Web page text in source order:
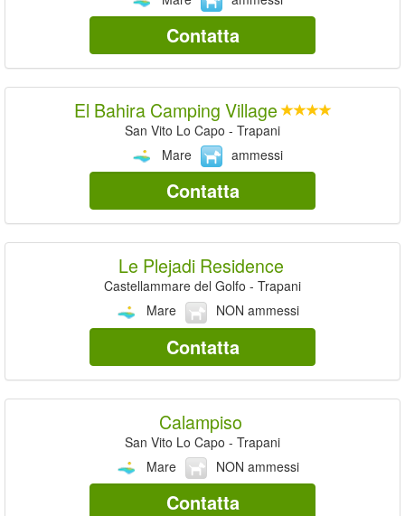
Contatta
El Bahira Camping Village
San Vito Lo Capo - Trapani
Mare
ammessi
Contatta
Le Plejadi Residence
Castellammare del Golfo - Trapani
Mare
NON ammessi
Contatta
Calampiso
San Vito Lo Capo - Trapani
Mare
NON ammessi
Contatta